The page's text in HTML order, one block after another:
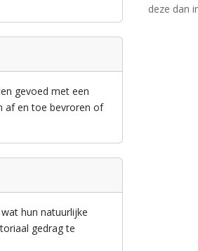
deze dan
gevoed met een
af en toe bevroren of
hun natuurlijke
gedrag te